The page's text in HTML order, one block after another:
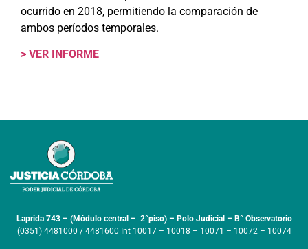
ocurrido en 2018, permitiendo la comparación de
ambos períodos temporales.
> VER INFORME
Laprida 743 – (Módulo central – 2°piso) – Polo Judicial – B° Observatorio
(0351) 4481000 / 4481600 Int 10017 – 10018 – 10071 – 10072 – 10074